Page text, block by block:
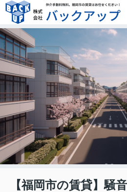
【福岡市の賃貸】騒